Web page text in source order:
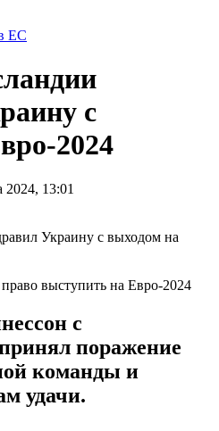
ЕС
с
2024
13:01
выступить на Евро-2024
с
поражение
команды и
удачи.